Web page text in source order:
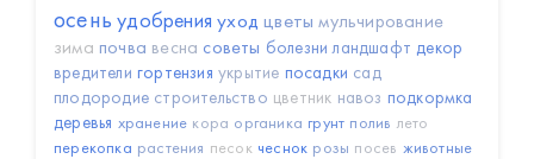
осень удобрения уход цветы мульчирование
зима почва весна советы болезни ландшафт декор
вредители гортензия укрытие посадки сад
плодородие строительство цветник навоз подкормка
деревья хранение кора органика грунт полив лето
перекопка растения песок чеснок розы посев животные